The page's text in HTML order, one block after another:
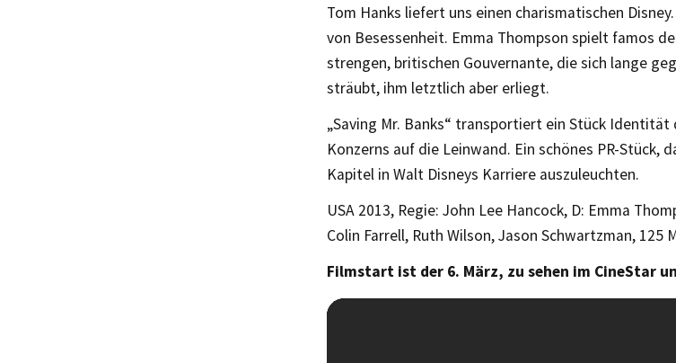
Tom Hanks liefert uns einen charismatischen
von Besessenheit. Emma Thompson spielt famos
strengen, britischen Gouvernante, die sich lange
sträubt, ihm letztlich aber erliegt.
„Saving Mr. Banks“ transportiert ein Stück Identität
Konzerns auf die Leinwand. Ein schönes PR-Stück,
Kapitel in Walt Disneys Karriere auszuleuchten.
USA 2013, Regie: John Lee Hancock, D: Emma
Colin Farrell, Ruth Wilson, Jason Schwartzman, 125
Filmstart ist der 6. März, zu sehen im CineStar